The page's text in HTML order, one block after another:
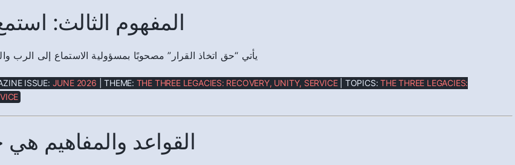
المفهوم الثالث:
يأتي “حق اتخاذ القرار” مصحوبًا بمسؤولية الاستماع إلى الرب
ISSUE: JUNE 2026 | THEME: THE THREE LEGACIES: RECOVERY, UNITY, SERVICE| TOPICS:THE THREE LEGACIES:
القواعد والمفاهيم